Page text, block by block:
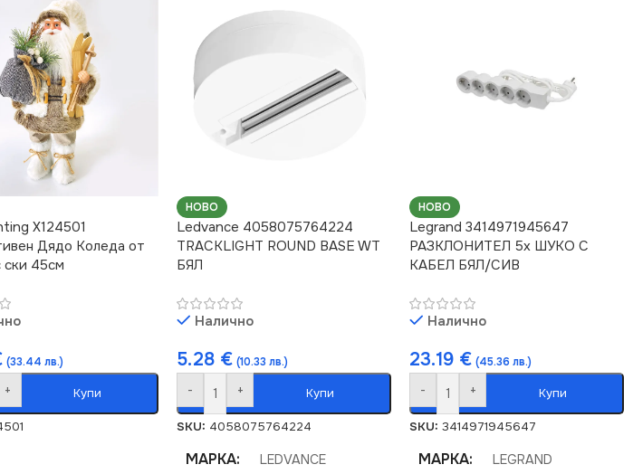
X124501
Дядо Коледа от
ски 45см
(33.44 лв.)
+ Купи
НОВО
Ledvance 4058075764224
TRACKLIGHT ROUND BASE WT
БЯЛ
Налично
5.28 € (10.33 лв.)
- + Купи
SKU: 4058075764224
МАРКА LEDVANCE
НОВО
Legrand 3414971945647
РАЗКЛОНИТЕЛ 5х ШУКО С
КАБЕЛ БЯЛ/СИВ
Налично
23.19 € (45.36 лв.)
- + Купи
SKU:3414971945647
МАРКА LEGRAND